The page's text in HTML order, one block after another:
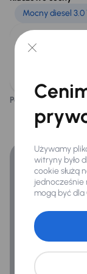
El.
Przednie
Relingi
Extra
Czujnik
Kamera
Infotainment
Android
Mocny diesel 3.0
Podoba ci się ten
Używamy
witryny było
cookie służą
mogą być